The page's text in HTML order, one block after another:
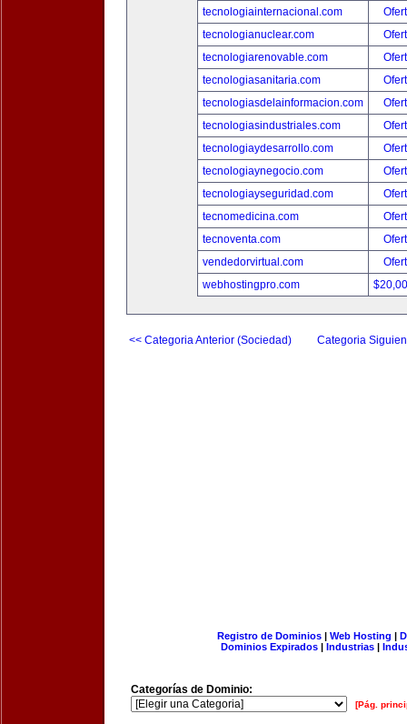
tecnologiainternacional.com
tecnologianuclear.com
tecnologiarenovable.com
tecnologiasanitaria.com
tecnologiasdelainformacion.com
tecnologiasindustriales.com
tecnologiaydesarrollo.com
tecnologiaynegocio.com
tecnologiayseguridad.com
tecnomedicina.com
tecnoventa.com
vendedorvirtual.com
webhostingpro.com
<< Categoria Anterior (Sociedad) Categoria
Registro de Dominios| Web Hosting |
Dominios Expirados | Industrias |
Categorías de Dominio:
[Pág.